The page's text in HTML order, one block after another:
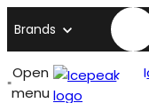
Brands
Open
menu